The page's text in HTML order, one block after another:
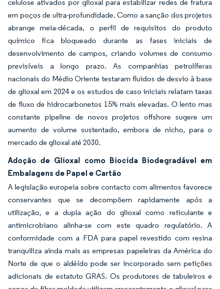
celulose ativados por glioxal para estabilizar redes de fratura
em poços de ultra-profundidade. Como a sanção dos projetos
abrange meia-década, o perfil de requisitos do produto
químico fica bloqueado durante as fases iniciais de
desenvolvimento de campos, criando volumes de consumo
previsíveis a longo prazo. As companhias petrolíferas
nacionais do Médio Oriente testaram fluidos de desvio à base
de glioxal em 2024 e os estudos de caso iniciais relatam taxas
de fluxo de hidrocarbonetos 15% mais elevadas. O lento mas
constante pipeline de novos projetos offshore sugere um
aumento de volume sustentado, embora de nicho, para o
mercado de glioxal até 2030.
Adoção de Glioxal como Biocida Biodegradável em
Embalagens de Papel e Cartão
A legislação europeia sobre contacto com alimentos favorece
conservantes que se decompõem rapidamente após a
utilização, e a dupla ação do glioxal como reticulante e
antimicrobiano alinha-se com este quadro regulatório. A
conformidade com a FDA para papel revestido com resina
tranquiliza ainda mais as empresas papeleiras da América do
Norte de que o aldéído pode ser incorporado sem petições
adicionais de estatuto GRAS. Os produtores de tabuleiros e